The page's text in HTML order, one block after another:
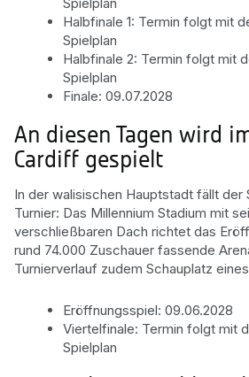
Halbfinale 1: Termin folgt mit
Spielplan
Halbfinale 2: Termin folgt mit
Spielplan
Finale: 09.07.2028
An diesen Tagen wird
Cardiff gespielt
In der walisischen Hauptstadt fällt der
Turnier: Das Millennium Stadium mit
verschließbaren Dach richtet das
rund 74.000 Zuschauer fassende
Turnierverlauf zudem Schauplatz
Eröffnungsspiel: 09.06.2028
Viertelfinale: Termin folgt mit
Spielplan